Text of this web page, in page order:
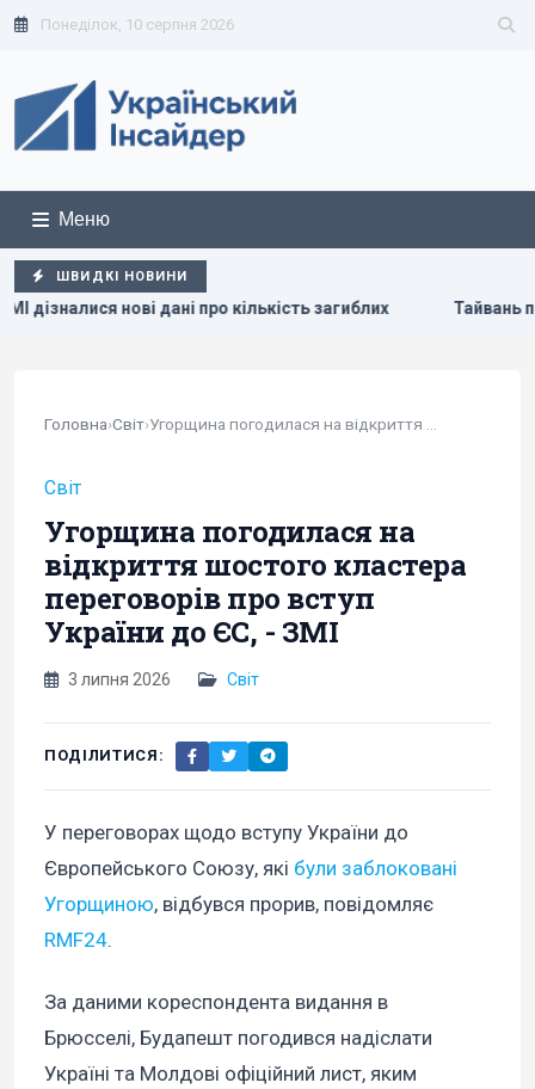
Понеділок, 10 серпня 2026
Меню
ШВИДКІ НОВИНИ
про кількість загиблих Тайвань показав під час
Головна›Світ›
Світ
Угорщина погодилася на
відкриття шостого кластера
переговорів про вступ
України до ЄС, - ЗМІ
3 липня 2026 Світ
ПОДІЛИТИСЯ:
У переговорах щодо вступу України до
Європейського Союзу, які були заблоковані
Угорщиною, відбувся прорив, повідомляє
RMF24.
За даними кореспондента видання в
Брюсселі, Будапешт погодився надіслати
Україні та Молдові офіційний лист, яким